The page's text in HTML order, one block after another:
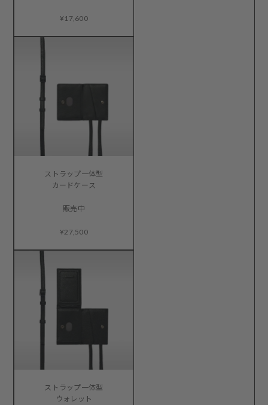
¥17,600
ストラップ一体型
カードケース
販売中
¥27,500
ストラップ一体型
ウォレット